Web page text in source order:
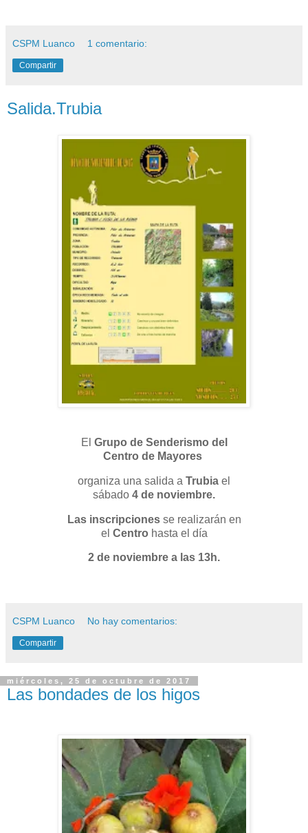
CSPM Luanco 1 comentario:
Compartir
Salida.Trubia
El Grupo de Senderismo del
Centro de Mayores
organiza una salida a Trubia el
sábado 4 de noviembre.
Las inscripcionesse realizarán en
el Centro hasta el día
2 de noviembre a las 13h.
CSPM Luanco No hay comentarios:
Compartir
miércoles, 25 de octubre de 2017
Las bondades de los higos